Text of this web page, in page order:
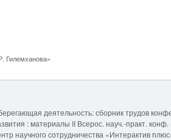
Гилемханова»
деятельность: сборник трудов
: материалы II Всерос. науч.-практ.
научного сотрудничества «Интерактив